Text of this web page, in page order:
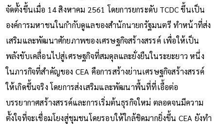
จัดตั้งขึ้นเมื่อ 14 สิงหาคม 2561 โดยการยกระดับ TCDC ขึ้นเป็น
องค์การมหาชนในกำกับดูแลของสำนักนายกรัฐมนตรี ทำหน้าที่ส่ง
เสริมและพัฒนาศักยภาพของเศรษฐกิจสร้างสรรค์ เพื่อให้เป็น
พลังขับเคลื่อนไปสู่เศรษฐกิจที่สมดุลและยั่งยืนในระยะยาว หนึ่ง
ในภารกิจที่สำคัญของ CEA คือการสร้างย่านเศรษฐกิจสร้างสรรค์
ให้เกิดขึ้นจริง โดยการส่งเสริมและพัฒนาพื้นที่ที่เอื้อต่อ
บรรยากาศสร้างสรรค์และการเริ่มต้นธุรกิจใหม่ ตลอดจนมีความ
ตั้งใจที่จะเชื่อมโยงสู่ชุมชนโดยรอบให้ใกล้ชิดมากยิ่งขึ้น CEA ยังทำ